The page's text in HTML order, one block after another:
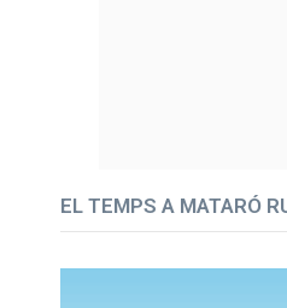
EL TEMPS A MATARÓ